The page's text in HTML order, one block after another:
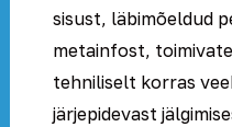
sisust, läbimõeldud
metainfost,
tehniliselt korras
järjepidevast